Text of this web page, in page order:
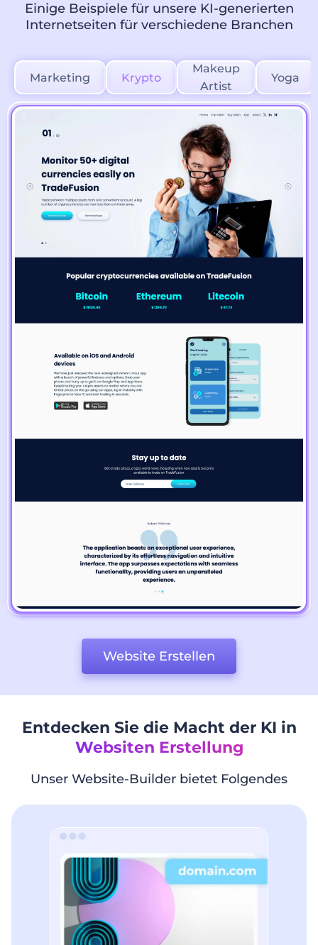
Einige Beispiele für unsere KI-generierten
Internetseiten für verschiedene Branchen
Marketing Krypto
Makeup
Artist
Yoga
Website Erstellen
Entdecken Sie die Macht der KI in
Websiten Erstellung
Unser Website-Builder bietet Folgendes